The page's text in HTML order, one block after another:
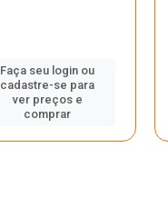
Faça seu login ou
cadastre-se para
ver preços e
comprar